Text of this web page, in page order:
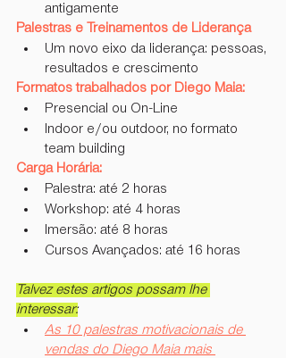
antigamente
Palestras e Treinamentos de Liderança
Um novo eixo da liderança: pessoas,
resultados e crescimento
Formatos trabalhados por Diego Maia:
Presencial ou On-Line
Indoor e/ou outdoor, no formato
team building
Carga Horária:
Palestra: até 2 horas
Workshop: até 4 horas
Imersão: até 8 horas
Cursos Avançados: até 16 horas
Talvez estes artigos possam lhe
interessar:
As 10 palestras motivacionais de
vendas do Diego Maia mais